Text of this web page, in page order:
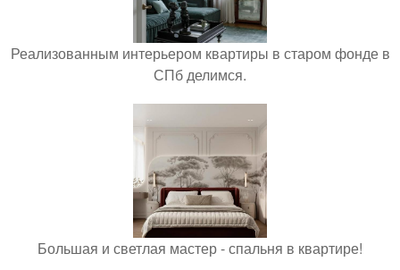
Реализованным интерьером квартиры в старом фонде в
СПб делимся.
Большая и светлая мастер - спальня в квартире!